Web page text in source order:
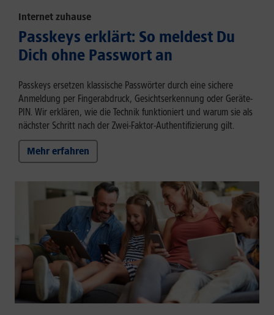
Internet zuhause
Passkeys erklärt: So meldest Du
Dich ohne Passwort an
Passkeys ersetzen klassische Passwörter durch eine sichere
Anmeldung per Fingerabdruck, Gesichtserkennung oder Geräte-
PIN. Wir erklären, wie die Technik funktioniert und warum sie als
nächster Schritt nach der Zwei-Faktor-Authentifizierung gilt.
Mehr erfahren